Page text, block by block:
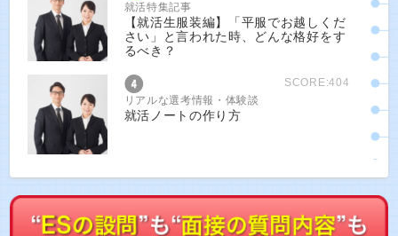
就活特集記事
【就活生服装編】「平服でお越しくだ
さい」と言われた時、どんな格好をす
るべき？
SCORE:404
リアルな選考情報・体験談
就活ノートの作り方